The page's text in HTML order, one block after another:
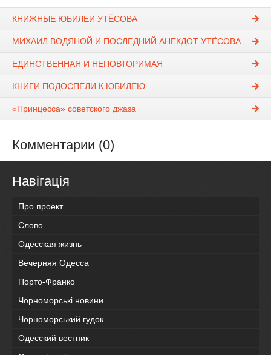
КНИЖНЫЕ ЮБИЛЕИ УТЁСОВА
МИХАИЛ ВОДЯНОЙ И ПОСЛЕДНИЙ АНЕКДОТ УТЁСОВА
ЕДИНСТВЕННАЯ И НЕПОВТОРИМАЯ
КНИГИ ПОДОСПЕЛИ К ЮБИЛЕЮ
«Принцесса» советского джаза
Комментарии (0)
Навігація
Про проект
Слово
Одесская жизнь
Вечерняя Одесса
Порто-Франко
Чорноморські новини
Чорноморський гудок
Одесский вестник